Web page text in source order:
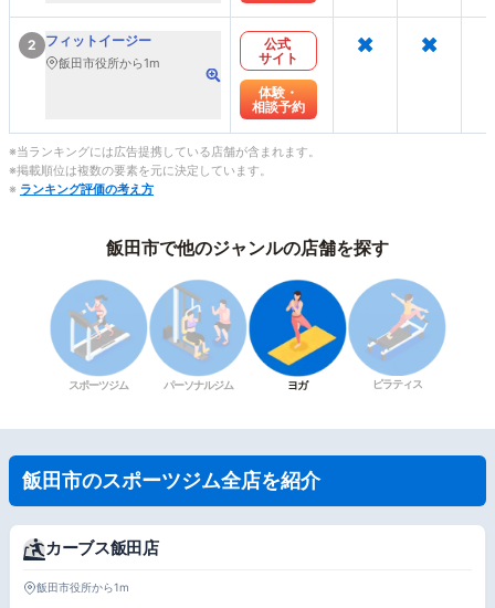
2 フィットイージー
飯田市役所から1m
公式
サイト
体験・
相談予約
× ×
※当ランキングには広告提携している店舗が含まれます。
※掲載順位は複数の要素を元に決定しています。
※ ランキング評価の考え方
飯田市で他のジャンルの店舗を探す
スポーツジム パーソナルジム ヨガ ピラティス
飯田市のスポーツジム全店を紹介
カーブス飯田店
飯田市役所から1m